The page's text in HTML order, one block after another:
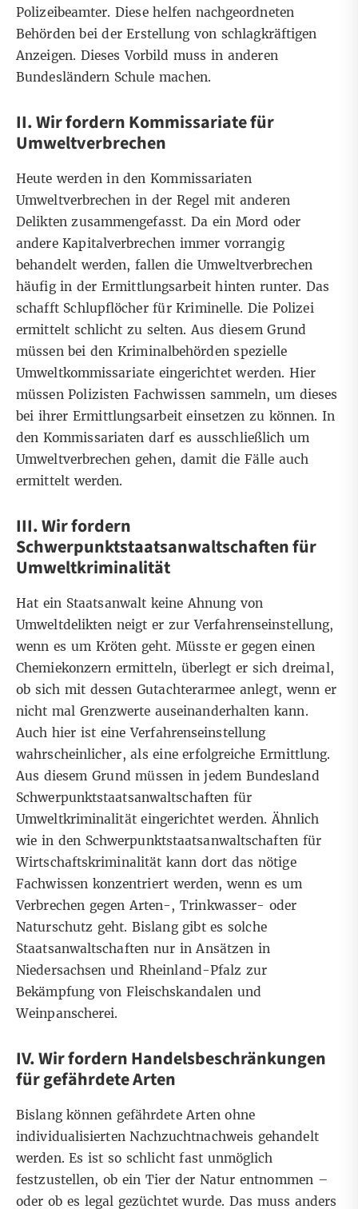
Polizeibeamter. Diese helfen nachgeordneten
Behörden bei der Erstellung von schlagkräftigen
Anzeigen. Dieses Vorbild muss in anderen
Bundesländern Schule machen.
II. Wir fordern Kommissariate für
Umweltverbrechen
Heute werden in den Kommissariaten
Umweltverbrechen in der Regel mit anderen
Delikten zusammengefasst. Da ein Mord oder
andere Kapitalverbrechen immer vorrangig
behandelt werden, fallen die Umweltverbrechen
häufig in der Ermittlungsarbeit hinten runter. Das
schafft Schlupflöcher für Kriminelle. Die Polizei
ermittelt schlicht zu selten. Aus diesem Grund
müssen bei den Kriminalbehörden spezielle
Umweltkommissariate eingerichtet werden. Hier
müssen Polizisten Fachwissen sammeln, um dieses
bei ihrer Ermittlungsarbeit einsetzen zu können. In
den Kommissariaten darf es ausschließlich um
Umweltverbrechen gehen, damit die Fälle auch
ermittelt werden.
III. Wir fordern
Schwerpunktstaatsanwaltschaften für
Umweltkriminalität
Hat ein Staatsanwalt keine Ahnung von
Umweltdelikten neigt er zur Verfahrenseinstellung,
wenn es um Kröten geht. Müsste er gegen einen
Chemiekonzern ermitteln, überlegt er sich dreimal,
ob sich mit dessen Gutachterarmee anlegt, wenn er
nicht mal Grenzwerte auseinanderhalten kann.
Auch hier ist eine Verfahrenseinstellung
wahrscheinlicher, als eine erfolgreiche Ermittlung.
Aus diesem Grund müssen in jedem Bundesland
Schwerpunktstaatsanwaltschaften für
Umweltkriminalität eingerichtet werden. Ähnlich
wie in den Schwerpunktstaatsanwaltschaften für
Wirtschaftskriminalität kann dort das nötige
Fachwissen konzentriert werden, wenn es um
Verbrechen gegen Arten-, Trinkwasser- oder
Naturschutz geht. Bislang gibt es solche
Staatsanwaltschaften nur in Ansätzen in
Niedersachsen und Rheinland-Pfalz zur
Bekämpfung von Fleischskandalen und
Weinpanscherei.
IV. Wir fordern Handelsbeschränkungen
für gefährdete Arten
Bislang können gefährdete Arten ohne
individualisierten Nachzuchtnachweis gehandelt
werden. Es ist so schlicht fast unmöglich
festzustellen, ob ein Tier der Natur entnommen –
oder ob es legal gezüchtet wurde. Das muss anders